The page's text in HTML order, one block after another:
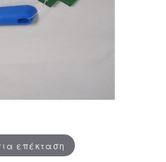
επέκταση